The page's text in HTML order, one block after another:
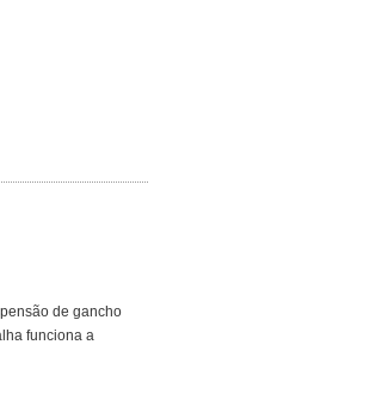
de gancho
funciona a